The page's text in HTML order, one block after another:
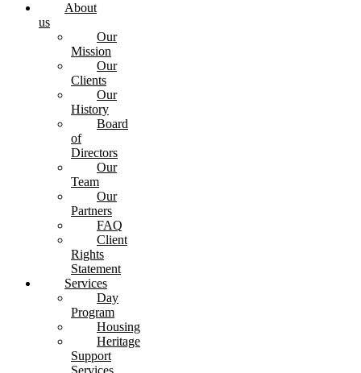
About
us
Our
Mission
Our
Clients
Our
History
Board
of
Directors
Our
Team
Our
Partners
FAQ
Client
Rights
Statement
Services
Day
Program
Housing
Heritage
Support
Services